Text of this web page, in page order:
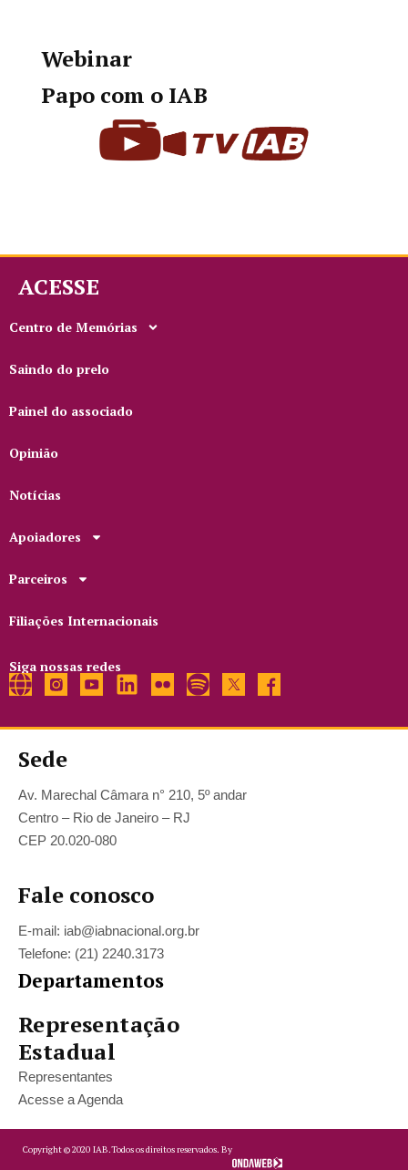
Webinar
Papo com o IAB
ACESSE
Centro de Memórias
Saindo do prelo
Painel do associado
Opinião
Notícias
Apoiadores
Parceiros
Filiações Internacionais
Siga nossas redes
Sede
Av. Marechal Câmara n° 210, 5º andar
Centro – Rio de Janeiro – RJ
CEP 20.020-080
Fale conosco
E-mail: iab@iabnacional.org.br
Telefone: (21) 2240.3173
Departamentos
Representação
Estadual
Representantes
Acesse a Agenda
Copyright ©2020 IAB.Todos os direitos reservados. By